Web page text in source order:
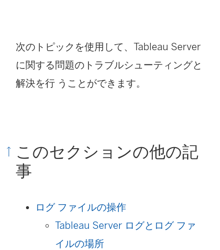
次のトピックを使用して、 Tableau Server
に関する問題のトラブルシューティングと
解決を行 うことができます。
このセクションの他の記
事
ログ ファイルの操作
Tableau Server ログとログ ファ
イルの場所